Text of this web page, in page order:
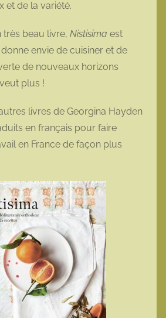
et de la variété.
très beau livre, Nistisima est
envie de cuisiner et de
de nouveaux horizons
plus !
livres de Georgina Hayden
en français pour faire
en France de façon plus